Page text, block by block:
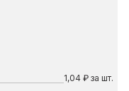
1,04 ₽ за шт.